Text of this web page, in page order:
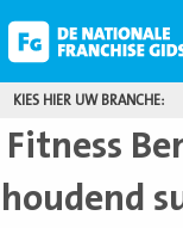
KIES HIER UW BRANCHE: